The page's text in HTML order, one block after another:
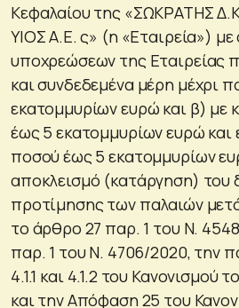
Κεφαλαίου της «ΣΩΚΡΑΤΗΣ
ΥΙΟΣ Α.Ε. ς» (η «Εταιρεία»)
υποχρεώσεων της Εταιρείας
και συνδεδεμένα μέρη μέχρι
εκατομμυρίων ευρώ και β) με
έως 5 εκατομμυρίων ευρώ και
ποσού έως 5 εκατομμυρίων
αποκλεισμό (κατάργηση) του
προτίμησης των παλαιών
το άρθρο 27 παρ. 1 του Ν.
παρ. 1 του Ν. 4706/2020, την
4.1.1 και 4.1.2 του Κανονισμού
και την Απόφαση 25 του